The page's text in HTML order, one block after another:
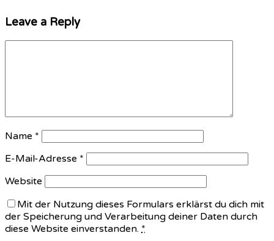
Leave a Reply
Name *
E-Mail-Adresse *
Website
Mit der Nutzung dieses Formulars erklärst du dich mit
der Speicherung und Verarbeitung deiner Daten durch
diese Website einverstanden. *